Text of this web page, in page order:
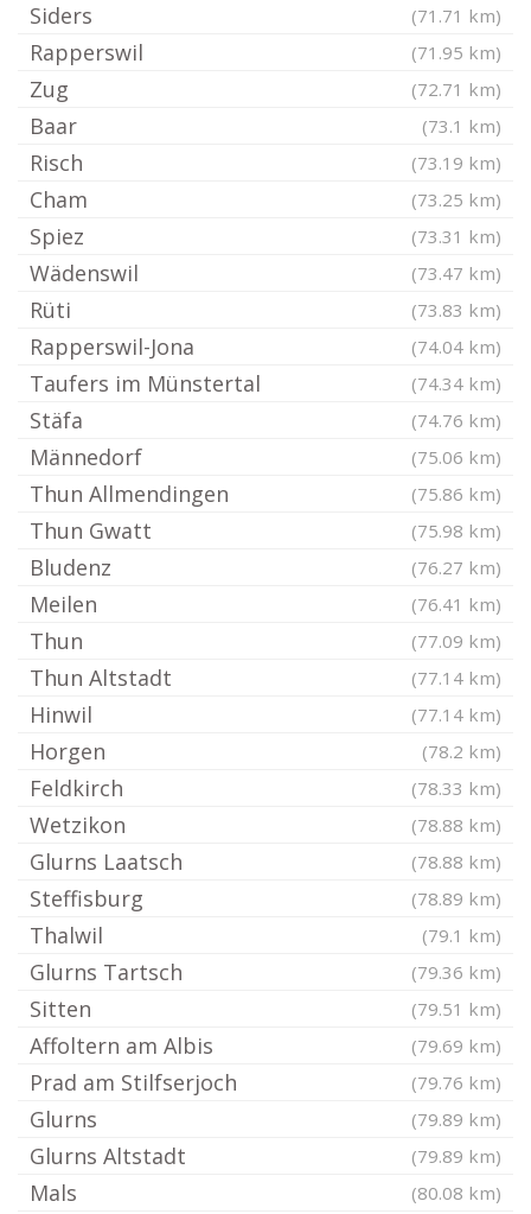
Siders (71.71 km)
Rapperswil (71.95 km)
Zug (72.71 km)
Baar (73.1 km)
Risch (73.19 km)
Cham (73.25 km)
Spiez (73.31 km)
Wädenswil (73.47 km)
Rüti (73.83 km)
Rapperswil-Jona (74.04 km)
Taufers im Münstertal (74.34 km)
Stäfa (74.76 km)
Männedorf (75.06 km)
Thun Allmendingen (75.86 km)
Thun Gwatt (75.98 km)
Bludenz (76.27 km)
Meilen (76.41 km)
Thun (77.09 km)
Thun Altstadt (77.14 km)
Hinwil (77.14 km)
Horgen (78.2 km)
Feldkirch (78.33 km)
Wetzikon (78.88 km)
Glurns Laatsch (78.88 km)
Steffisburg (78.89 km)
Thalwil (79.1 km)
Glurns Tartsch (79.36 km)
Sitten (79.51 km)
Affoltern am Albis (79.69 km)
Prad am Stilfserjoch (79.76 km)
Glurns (79.89 km)
Glurns Altstadt (79.89 km)
Mals (80.08 km)